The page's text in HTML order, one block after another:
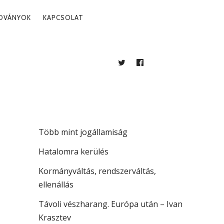
KAPCSOLAT
TWITTERFACEBOOK
Több mint jogállamiság
Hatalomra kerülés
Kormányváltás, rendszerváltás,
ellenállás
Távoli vészharang. Európa után – Ivan
Krasztev